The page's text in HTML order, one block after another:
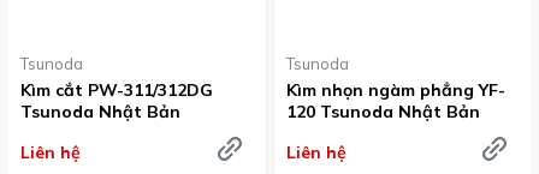
Tsunoda
Kìm cắt PW-311/312DG
Tsunoda Nhật Bản
Liên hệ
Tsunoda
Kìm nhọn ngàm phẳng YF-
120 Tsunoda Nhật Bản
Liên hệ